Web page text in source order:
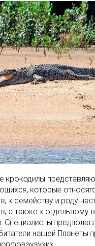
крокодилы
которые
к семейству и роду
а также к отдельному
Специалисты
нашей Планеты